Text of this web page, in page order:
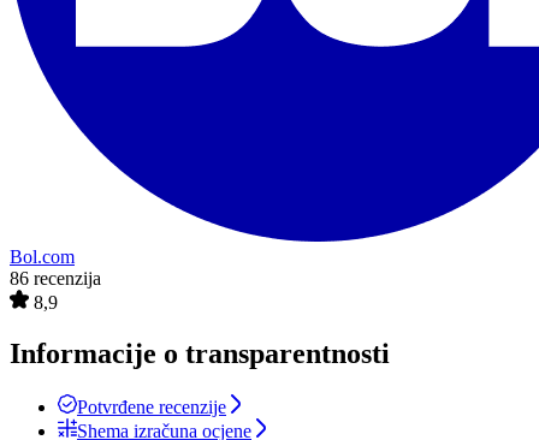
Bol.com
86 recenzija
8,9
Informacije o transparentnosti
Potvrđene recenzije
Shema izračuna ocjene